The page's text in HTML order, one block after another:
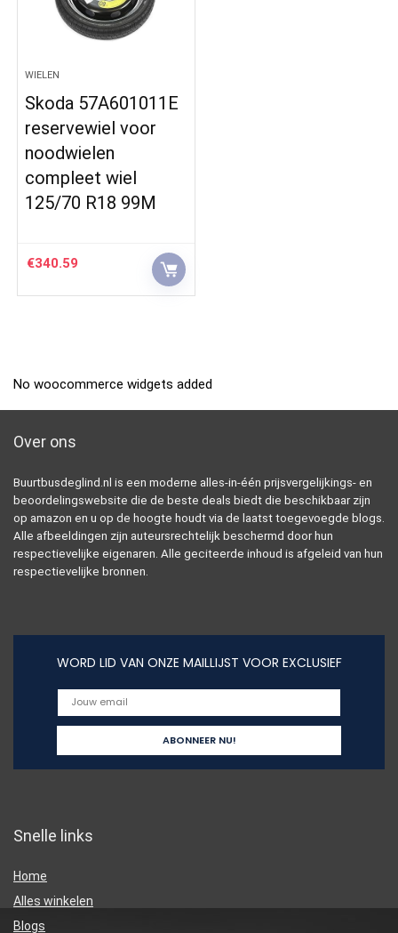
WIELEN
Skoda 57A601011E
reservewiel voor
noodwielen
compleet wiel
125/70 R18 99M
€340.59
No woocommerce widgets added
Over ons
Buurtbusdeglind.nl is een moderne alles-in-één prijsvergelijkings- en
beoordelingswebsite die de beste deals biedt die beschikbaar zijn
op amazon en u op de hoogte houdt via de laatst toegevoegde blogs.
Alle afbeeldingen zijn auteursrechtelijk beschermd door hun
respectievelijke eigenaren. Alle geciteerde inhoud is afgeleid van hun
respectievelijke bronnen.
WORD LID VAN ONZE MAILLIJST VOOR EXCLUSIEF
Snelle links
Home
Alles winkelen
Blogs